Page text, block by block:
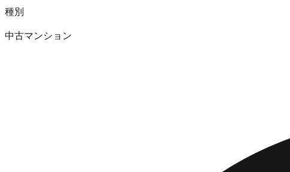
種別
中古マンション